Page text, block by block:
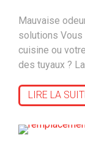
Mauvaise
solutions
cuisine ou
des tuyaux ? La
LIRE LA